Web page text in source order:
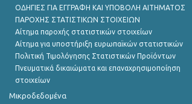
ΟΔΗΓΙΕΣ ΓΙΑ ΕΓΓΡΑΦΗ ΚΑΙ ΥΠΟΒΟΛΗ ΑΙΤΗΜΑΤΟΣ
ΠΑΡΟΧΗΣ ΣΤΑΤΙΣΤΙΚΩΝ ΣΤΟΙΧΕΙΩΝ
Αίτημα παροχής στατιστικών στοιχείων
Αίτημα για υποστήριξη ευρωπαϊκών στατιστικών
Πολιτική Τιμολόγησης Στατιστικών Προϊόντων
Πνευματικά δικαιώματα και επαναχρησιμοποίηση
στοιχείων
Μικροδεδομένα